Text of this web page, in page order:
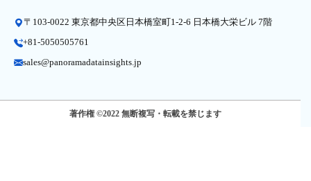
〒103-0022 東京都中央区日本橋室町1-2-6 日本橋大栄ビル 7階
+81-5050505761
sales@panoramadatainsights.jp
著作権 ©2022 無断複写・転載を禁じます